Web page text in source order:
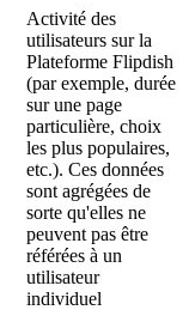
Activité des
utilisateurs sur la
Plateforme Flipdish
(par exemple, durée
sur une page
particulière, choix
les plus populaires,
etc.). Ces données
sont agrégées de
sorte qu'elles ne
peuvent pas être
référées à un
utilisateur
individuel